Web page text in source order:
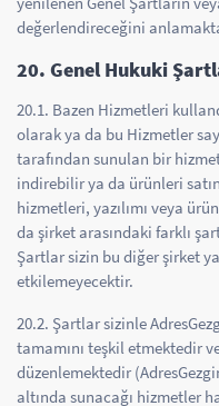
değerlendireceğini
20. Genel Hukuki
20.1. Bazen Hizmetleri
olarak ya da bu Hizmetler
tarafından sunulan bir
indirebilir ya da ürünleri
hizmetleri, yazılımı veya
da şirket arasındaki farklı
Şartlar sizin bu diğer şirket
etkilemeyecektir.
20.2. Şartlar sizinle
tamamını teşkil etmektedir
düzenlemektedir
altında sunacağı hizmetler